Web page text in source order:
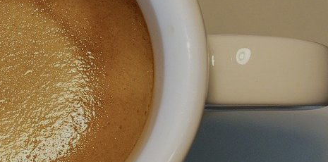
経営理念
沿革
社宅代行サービス
不動産仲介事業
FC支援事業